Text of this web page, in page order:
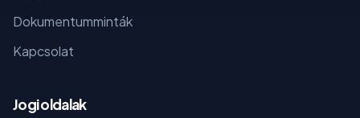
Dokumentumminták
Kapcsolat
Jogi oldalak